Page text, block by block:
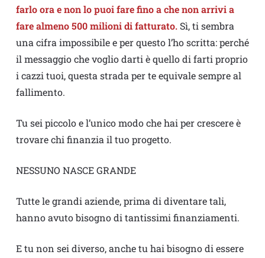
farlo ora e non lo puoi fare fino a che non arrivi a
fare almeno 500 milioni di fatturato.Sì, ti sembra
una cifra impossibile e per questo l’ho scritta: perché
il messaggio che voglio darti è quello di farti proprio
i cazzi tuoi, questa strada per te equivale sempre al
fallimento.
Tu sei piccolo e l’unico modo che hai per crescere è
trovare chi finanzia il tuo progetto.
NESSUNO NASCE GRANDE
Tutte le grandi aziende, prima di diventare tali,
hanno avuto bisogno di tantissimi finanziamenti.
E tu non sei diverso, anche tu hai bisogno di essere